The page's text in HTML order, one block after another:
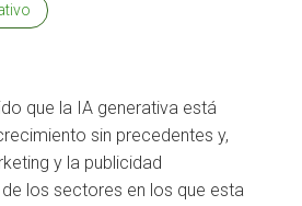
que la IA generativa está
sin precedentes y,
y la publicidad
los sectores en los que esta